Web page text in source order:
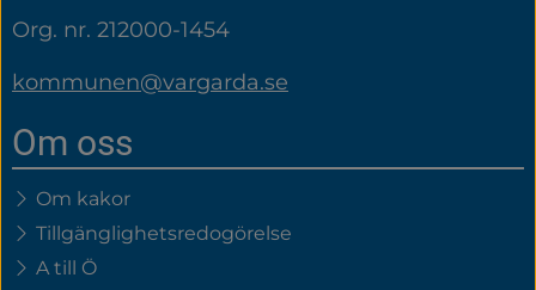
Org. nr. 212000-1454
kommunen@vargarda.se
Om oss
Om kakor
Tillgänglighetsredogörelse
A till Ö